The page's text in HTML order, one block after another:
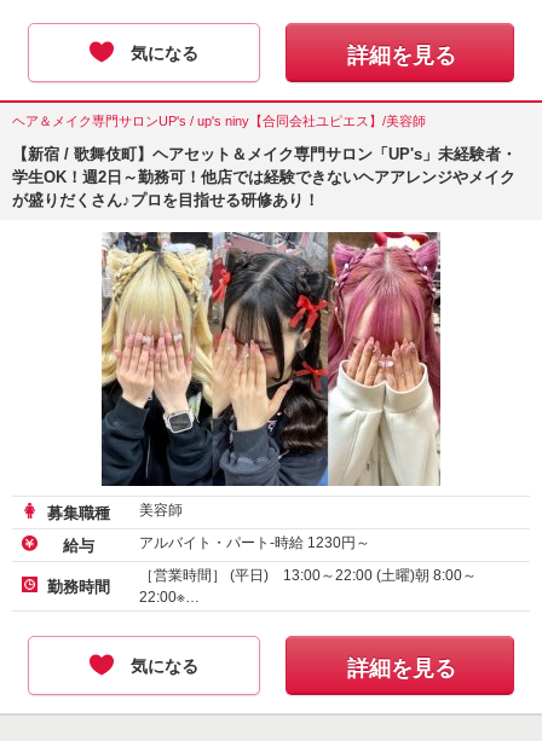
気になる 詳細を見る
ヘア＆メイク専門サロンUP's / up's niny【合同会社ユピエス】/美容師
【新宿 / 歌舞伎町】ヘアセット＆メイク専門サロン「UP's」未経験者・
学生OK！週2日～勤務可！他店では経験できないヘアアレンジやメイク
が盛りだくさん♪プロを目指せる研修あり！
募集職種 美容師
給与 アルバイト・パート-時給 1230円～
勤務時間
［営業時間］ (平日) 13:00～22:00 (土曜)朝 8:00～
22:00※…
気になる 詳細を見る